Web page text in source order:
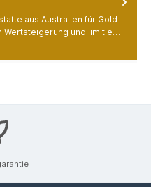
aus Australien für Gold-
Wertsteigerung und limitie…